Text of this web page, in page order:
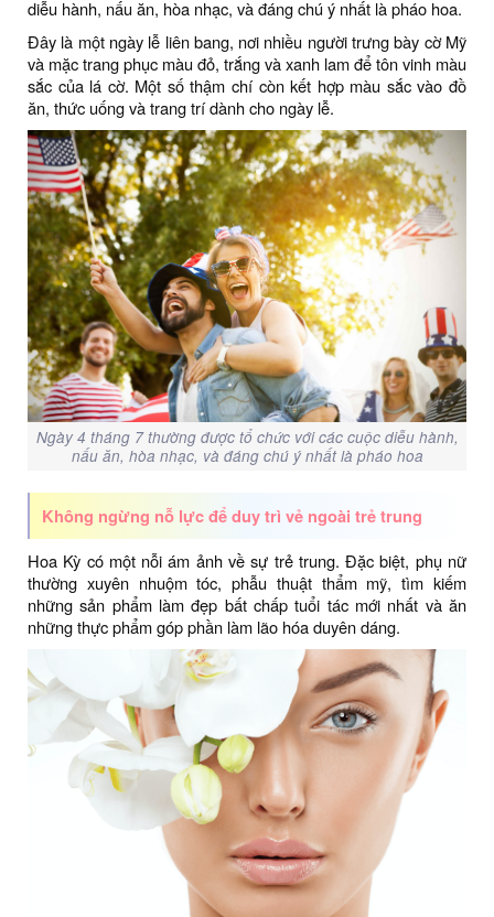
diễu hành, nấu ăn, hòa nhạc, và đáng chú ý nhất là pháo hoa.
Đây là một ngày lễ liên bang, nơi nhiều người trưng bày cờ Mỹ
và mặc trang phục màu đỏ, trắng và xanh lam để tôn vinh màu
sắc của lá cờ. Một số thậm chí còn kết hợp màu sắc vào đồ
ăn, thức uống và trang trí dành cho ngày lễ.
Ngày 4 tháng 7 thường được tổ chức với các cuộc diễu hành,
nấu ăn, hòa nhạc, và đáng chú ý nhất là pháo hoa
Không ngừng nỗ lực để duy trì vẻ ngoài trẻ trung
Hoa Kỳ có một nỗi ám ảnh về sự trẻ trung. Đặc biệt, phụ nữ
thường xuyên nhuộm tóc, phẫu thuật thẩm mỹ, tìm kiếm
những sản phẩm làm đẹp bất chấp tuổi tác mới nhất và ăn
những thực phẩm góp phần làm lão hóa duyên dáng.